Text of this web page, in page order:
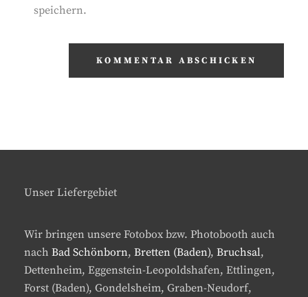
speichern.
Unser Liefergebiet
Wir bringen unsere Fotobox bzw. Photobooth auch
nach Bad Schönborn, Bretten (Baden), Bruchsal,
Dettenheim, Eggenstein-Leopoldshafen, Ettlingen,
Forst (Baden), Gondelsheim, Graben-Neudorf,